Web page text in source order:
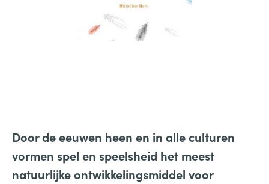
Door de eeuwen heen en in alle culturen
vormen spel en speelsheid het meest
natuurlijke ontwikkelingsmiddel voor